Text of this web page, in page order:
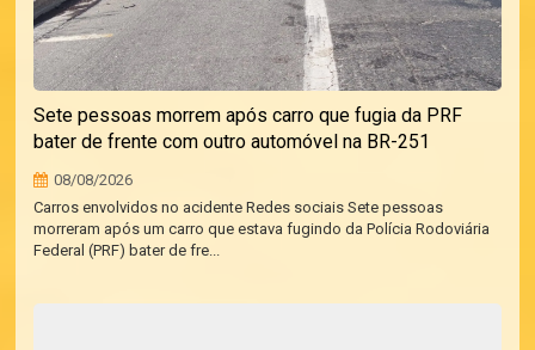
Sete pessoas morrem após carro que fugia da PRF
bater de frente com outro automóvel na BR-251
08/08/2026
Carros envolvidos no acidente Redes sociais Sete pessoas
morreram após um carro que estava fugindo da Polícia Rodoviária
Federal (PRF) bater de fre...